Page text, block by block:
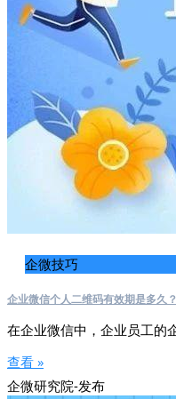
企微技巧
企业微信个人二维码有效期是多久
在企业微信中，企业员工的
查看 »
企微研究院-发布